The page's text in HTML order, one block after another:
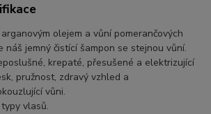
olejem a vůní pomerančových
náš jemný čistící šampon se stejnou vůní.
krepaté, přesušené a elektrizující
pružnost, zdravý vzhled a
vůni.
vlasů.